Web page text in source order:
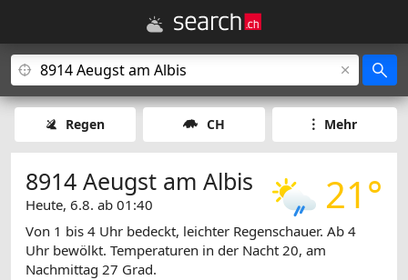
Regen CH Mehr
21°
8914 Aeugst am Albis
Heute, 6.8. ab 01:40
Von 1 bis 4 Uhr bedeckt, leichter Regenschauer. Ab 4
Uhr bewölkt. Temperaturen in der Nacht 20, am
Nachmittag 27 Grad.